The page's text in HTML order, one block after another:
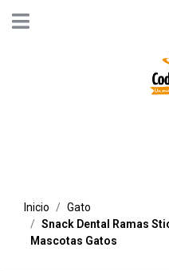
Inicio
Gato
Snack Dental Ramas
Mascotas Gatos